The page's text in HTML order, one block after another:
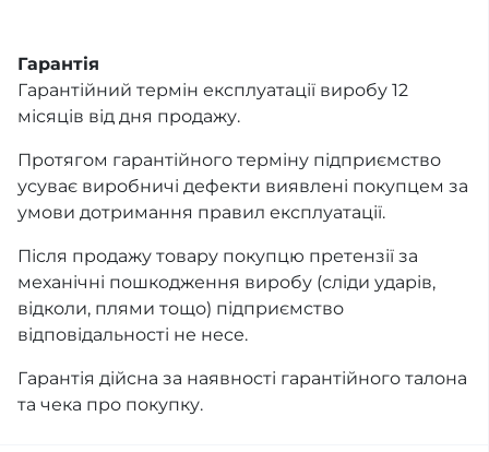
Гарантія
Гарантійний термін експлуатації виробу 12
місяців від дня продажу.
Протягом гарантійного терміну підприємство
усуває виробничі дефекти виявлені покупцем за
умови дотримання правил експлуатації.
Після продажу товару покупцю претензії за
механічні пошкодження виробу (сліди ударів,
відколи, плями тощо) підприємство
відповідальності не несе.
Гарантія дійсна за наявності гарантійного талона
та чека про покупку.